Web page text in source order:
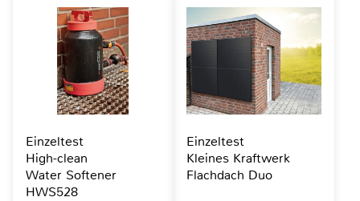
Einzeltest
High-clean
Water Softener
HWS528
Einzeltest
Kleines Kraftwerk
Flachdach Duo